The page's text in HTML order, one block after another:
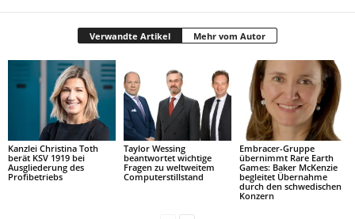
Verwandte Artikel Mehr vom Autor
Kanzlei Christina Toth
berät KSV 1919 bei
Ausgliederung des
Profibetriebs
Taylor Wessing
beantwortet wichtige
Fragen zu weltweitem
Computerstillstand
Embracer-Gruppe
übernimmt Rare Earth
Games: Baker McKenzie
begleitet Übernahme
durch den schwedischen
Konzern